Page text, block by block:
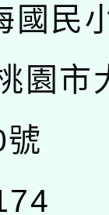
國民
園市